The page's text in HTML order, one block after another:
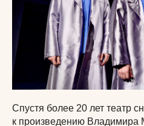
Спустя более 20 лет театр
к произведению Владимира